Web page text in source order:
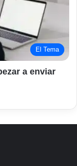
El Tema
a enviar